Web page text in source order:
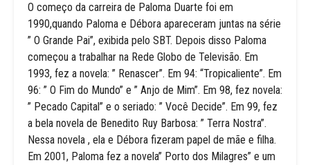
O começo da carreira de Paloma Duarte foi em
1990,quando Paloma e Débora apareceram juntas na série
” O Grande Pai”, exibida pelo SBT. Depois disso Paloma
começou a trabalhar na Rede Globo de Televisão. Em
1993, fez a novela: ” Renascer”. Em 94: “Tropicaliente”. Em
96: ” O Fim do Mundo” e ” Anjo de Mim”. Em 98, fez novela:
” Pecado Capital” e o seriado: ” Você Decide”. Em 99, fez
a bela novela de Benedito Ruy Barbosa: ” Terra Nostra”.
Nessa novela , ela e Débora fizeram papel de mãe e filha.
Em 2001, Paloma fez a novela” Porto dos Milagres” e um